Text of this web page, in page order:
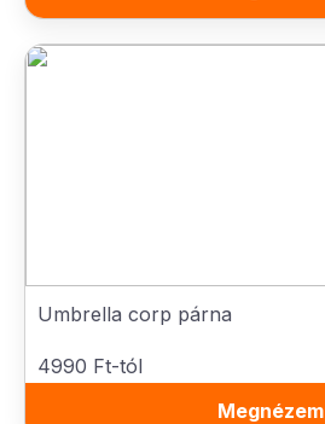
Umbrella corp párna
4990 Ft-tól
Megnézem